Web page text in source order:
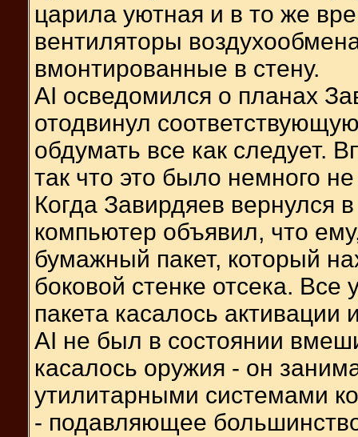
царила уютная и в то же
вентиляторы
вмонтированные в стену.
AI осведомился о планах
отодвинул
обдумать все как следует.
так что это было немного
Когда Завирдяев вернулся
компьютер объявил, что
бумажный пакет, который
боковой стенке отсека.
пакета касалось
AI не был в состоянии
касалось оружия - он
утилитарными системами
- подавляющее